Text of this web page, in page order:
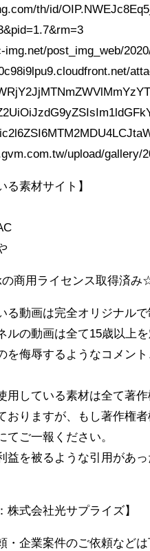
th/id/
img.net/post_img_web/
upload/gallery/
る素材サイト】
商用ライセンス取得済み
動画は完全オリジナルで
の動画は全て15歳以上を
を侮辱するようなコメン
用している素材は全て著
おりますが、もし著作権
てご一報ください。
益を被るような引用があ
株式会社光サプライズ】
・企業案件のご依頼など